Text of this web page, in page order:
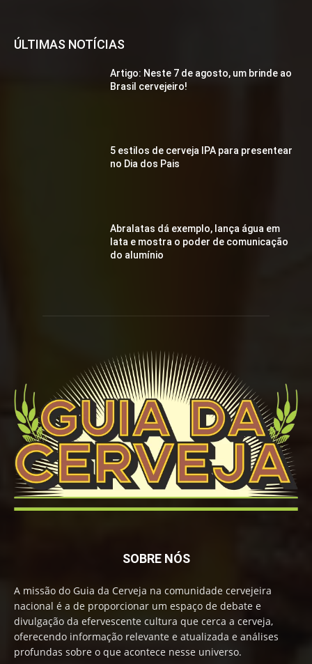
ÚLTIMAS NOTÍCIAS
Artigo: Neste 7 de agosto, um brinde ao
Brasil cervejeiro!
5 estilos de cerveja IPA para presentear
no Dia dos Pais
Abralatas dá exemplo, lança água em
lata e mostra o poder de comunicação
do alumínio
SOBRE NÓS
A missão do Guia da Cerveja na comunidade cervejeira
nacional é a de proporcionar um espaço de debate e
divulgação da efervescente cultura que cerca a cerveja,
oferecendo informação relevante e atualizada e análises
profundas sobre o que acontece nesse universo.